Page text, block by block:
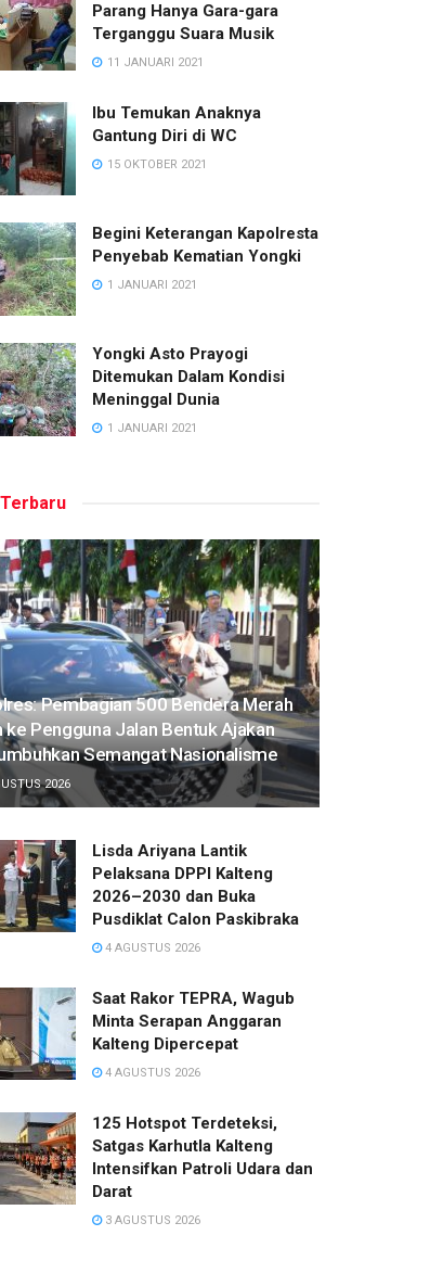
Parang Hanya Gara-gara
Terganggu Suara Musik
11 JANUARI 2021
Ibu Temukan Anaknya
Gantung Diri di WC
15 OKTOBER 2021
Begini Keterangan Kapolresta
Penyebab Kematian Yongki
1 JANUARI 2021
Yongki Asto Prayogi
Ditemukan Dalam Kondisi
Meninggal Dunia
1 JANUARI 2021
Terbaru
Pembagian 500 Bendera Merah
ke Pengguna Jalan Bentuk Ajakan
Semangat Nasionalisme
2026
Lisda Ariyana Lantik
Pelaksana DPPI Kalteng
2026–2030 dan Buka
Pusdiklat Calon Paskibraka
4 AGUSTUS 2026
Saat Rakor TEPRA, Wagub
Minta Serapan Anggaran
Kalteng Dipercepat
4 AGUSTUS 2026
125 Hotspot Terdeteksi,
Satgas Karhutla Kalteng
Intensifkan Patroli Udara dan
Darat
3 AGUSTUS 2026